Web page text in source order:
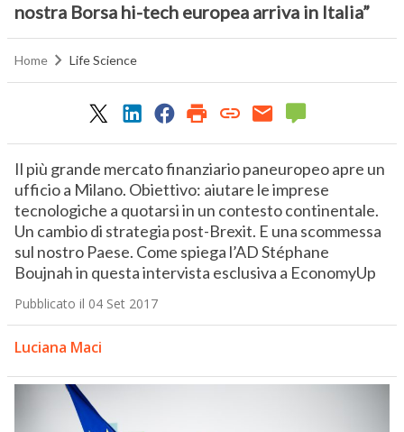
nostra Borsa hi-tech europea arriva in Italia”
Home Life Science
Il più grande mercato finanziario paneuropeo apre un
ufficio a Milano. Obiettivo: aiutare le imprese
tecnologiche a quotarsi in un contesto continentale.
Un cambio di strategia post-Brexit. E una scommessa
sul nostro Paese. Come spiega l’AD Stéphane
Boujnah in questa intervista esclusiva a EconomyUp
Pubblicato il 04 Set 2017
Luciana Maci